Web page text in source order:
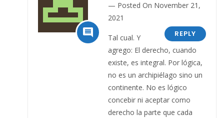

Posted On November 21,
2021
REPLY
Tal cual. Y
agrego: El derecho, cuando
existe, es integral. Por lógica,
no es un archipiélago sino un
continente. No es lógico
concebir ni aceptar como
derecho la parte que cada